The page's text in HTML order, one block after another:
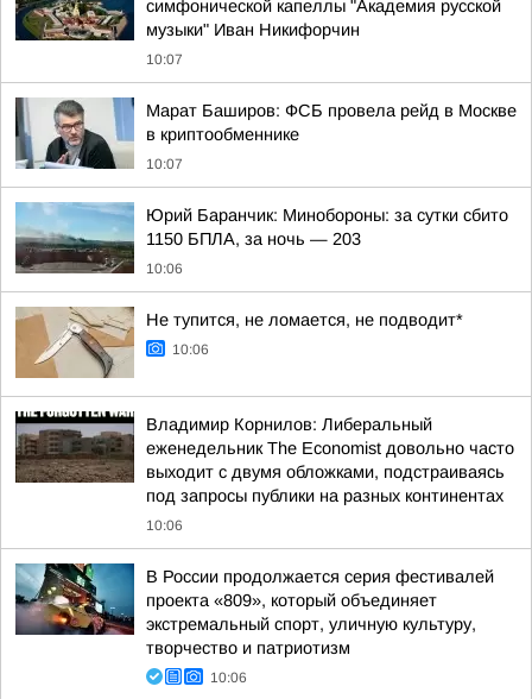
симфонической капеллы "Академия русской
музыки" Иван Никифорчин
10:07
Марат Баширов: ФСБ провела рейд в Москве
в криптообменнике
10:07
Юрий Баранчик: Минобороны: за сутки сбито
1150 БПЛА, за ночь — 203
10:06
Не тупится, не ломается, не подводит*
10:06
Владимир Корнилов: Либеральный
еженедельник The Economist довольно часто
выходит с двумя обложками, подстраиваясь
под запросы публики на разных континентах
10:06
В России продолжается серия фестивалей
проекта «809», который объединяет
экстремальный спорт, уличную культуру,
творчество и патриотизм
10:06